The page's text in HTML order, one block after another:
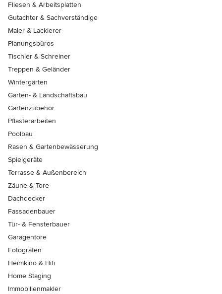
Fliesen & Arbeitsplatten
Gutachter & Sachverständige
Maler & Lackierer
Planungsbüros
Tischler & Schreiner
Treppen & Geländer
Wintergärten
Garten- & Landschaftsbau
Gartenzubehör
Pflasterarbeiten
Poolbau
Rasen & Gartenbewässerung
Spielgeräte
Terrasse & Außenbereich
Zäune & Tore
Dachdecker
Fassadenbauer
Tür- & Fensterbauer
Garagentore
Fotografen
Heimkino & Hifi
Home Staging
Immobilienmakler